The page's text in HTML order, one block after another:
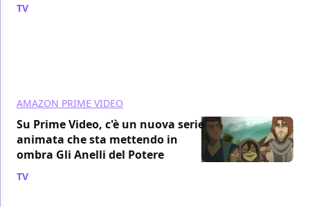
TV
AMAZON PRIME VIDEO
Su Prime Video, c'è un nuova serie
animata che sta mettendo in
ombra Gli Anelli del Potere
TV